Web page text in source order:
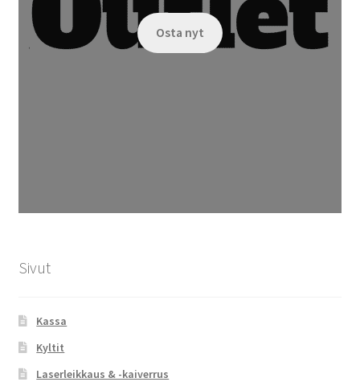
Osta nyt
Sivut
Kassa
Kyltit
Laserleikkaus & -kaiverrus